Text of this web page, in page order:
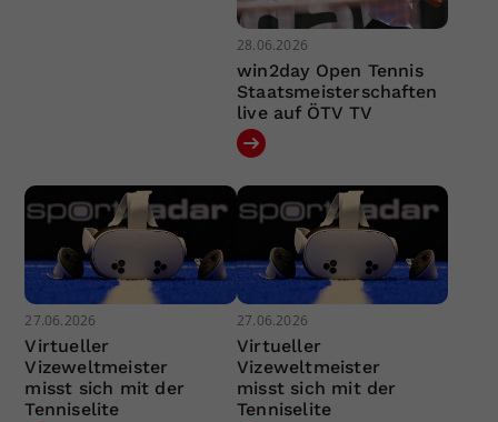
28.06.2026
win2day Open Tennis
Staatsmeisterschaften
live auf ÖTV TV
27.06.2026
Virtueller
Vizeweltmeister
misst sich mit der
Tenniselite
27.06.2026
Virtueller
Vizeweltmeister
misst sich mit der
Tenniselite